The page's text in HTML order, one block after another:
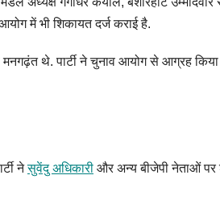
में भी शिकायत दर्ज कराई है.
मनगढ़ंत थे. पार्टी ने चुनाव आयोग से आग्रह
नेसुवेंदु अधिकारी और अन्य बीजेपी नेताओं पर